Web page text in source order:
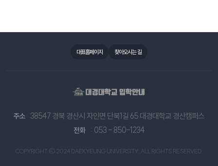
대표홈페이지 찾아오시는 길
주소 38547 경북 경산시 자인면 단북1길 65 대경대학교 경산캠퍼스
전화 : 053 - 850-1234
COPYRIGHT © 2024 DAEKYEUNG UNIVERSITY. ALL RIGHTS RESERVED.